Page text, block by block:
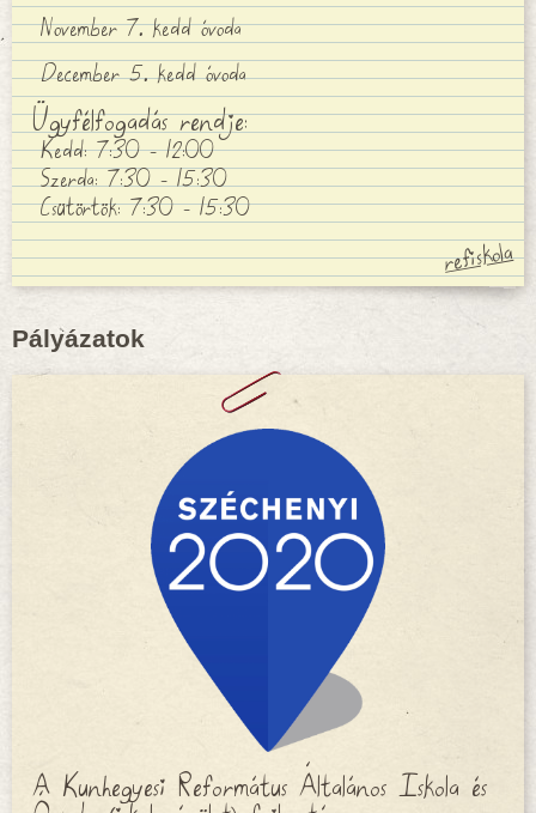
November 7. kedd óvoda
December 5. kedd óvoda
Ügyfélfogadás rendje:
Kedd: 7:30 - 12:00
Szerda: 7:30 - 15:30
Csütörtök: 7:30 - 15:30
Pályázatok
A Kunhegyesi Református Általános Iskola és